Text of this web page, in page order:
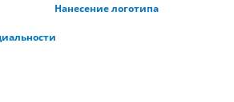
Нанесение логотипа